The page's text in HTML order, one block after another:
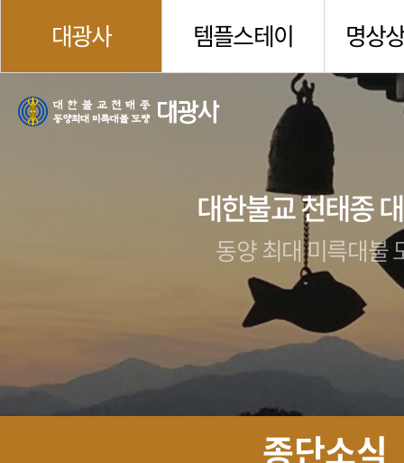
대광사 템플스테이 명상
대한불교 천태종
동양 최대 미륵대불
종단소식